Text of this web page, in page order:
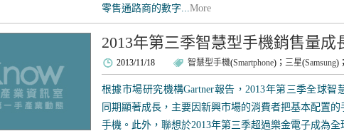
零售通路商的數字...More
2013年第三季智慧型手機銷售量成
2013/11/18 智慧型手機(Smartphone)； 三星(Samsung)；
根據市場研究機構Gartner報告，2013年第三季全球智
同期顯著成長，主要因新興市場的消費者把基本配置
手機。此外，聯想於2013年第三季超過樂金電子成為全